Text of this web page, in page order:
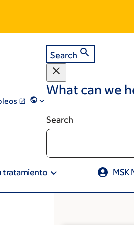
Search
What can we
Search
tratamiento MSK